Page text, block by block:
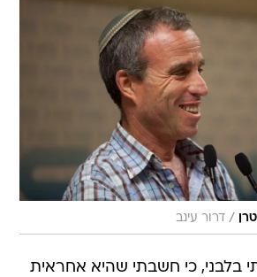
/ דרור עינב
בלבני, כי חשבתי שהיא אחראית